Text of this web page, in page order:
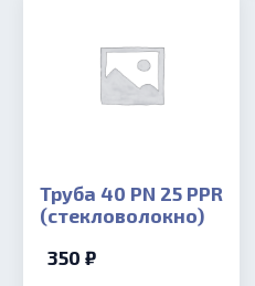
Труба 40 PN 25 PPR
(стекловолокно)
350 ₽